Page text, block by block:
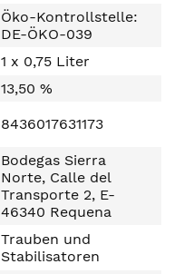
Öko-Kontrollstelle:
DE-ÖKO-039
1 x 0,75 Liter
13,50 %
8436017631173
Bodegas Sierra
Norte, Calle del
Transporte 2, E-
46340 Requena
Trauben und
Stabilisatoren